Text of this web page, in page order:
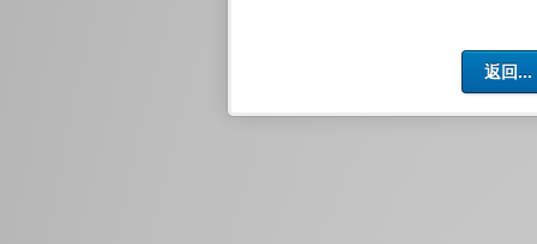
返回...